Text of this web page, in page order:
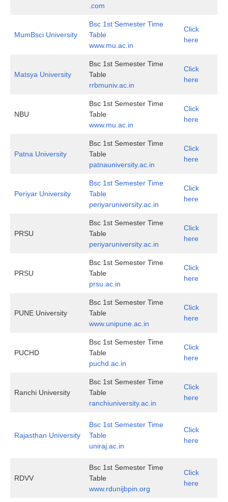
.com
MumBsci University
Bsc 1st Semester Time
Table
www.mu.ac.in
Click
here
Matsya University
Bsc 1st Semester Time
Table
rrbmuniv.ac.in
Click
here
NBU
Bsc 1st Semester Time
Table
www.mu.ac.in
Click
here
Patna University
Bsc 1st Semester Time
Table
patnauniversity.ac.in
Click
here
Periyar University
Bsc 1st Semester Time
Table
periyaruniversity.ac.in
Click
here
PRSU
Bsc 1st Semester Time
Table
periyaruniversity.ac.in
Click
here
PRSU
Bsc 1st Semester Time
Table
prsu.ac.in
Click
here
PUNE University
Bsc 1st Semester Time
Table
www.unipune.ac.in
Click
here
PUCHD
Bsc 1st Semester Time
Table
puchd.ac.in
Click
here
Ranchi University
Bsc 1st Semester Time
Table
ranchiuniversity.ac.in
Click
here
Rajasthan University
Bsc 1st Semester Time
Table
uniraj.ac.in
Click
here
RDVV
Bsc 1st Semester Time
Table
www.rdunijbpin.org
Click
here